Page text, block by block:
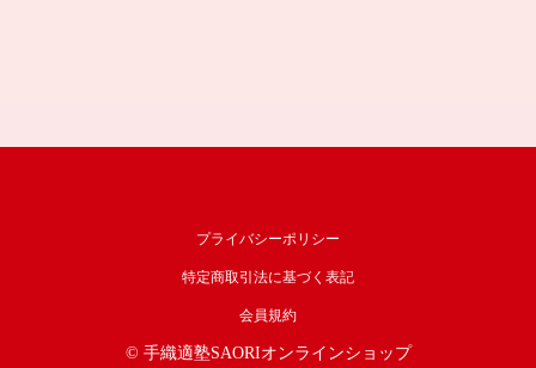
プライバシーポリシー
特定商取引法に基づく表記
会員規約
© 手織適塾SAORIオンラインショップ